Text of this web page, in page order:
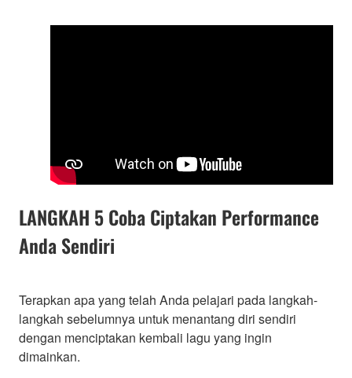
LANGKAH 5 Coba Ciptakan Performance
Anda Sendiri
Terapkan apa yang telah Anda pelajari pada langkah-
langkah sebelumnya untuk menantang diri sendiri
dengan menciptakan kembali lagu yang ingin
dimainkan.